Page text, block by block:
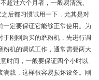
超过六个月者，一般易清洗。
后都习惯试用一下，尤其是对
定要保证它能够正常使用。为
刚刚购买的磨粉机，先进行调
粉机的调试工作，通常需要两大
时间，一般要保证四个小时以
载，这样很容易损坏设备。刚